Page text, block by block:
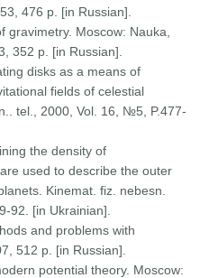
476 p. [in Russian].
gravimetry. Moscow: Nauka,
352 p. [in Russian].
disks as a means of
fields of celestial
tel., 2000, Vol. 16, №5, P.477-
the density of
used to describe the outer
Kinemat. fiz. nebesn.
92. [in Ukrainian].
and problems with
512 p. [in Russian].
potential theory. Moscow: